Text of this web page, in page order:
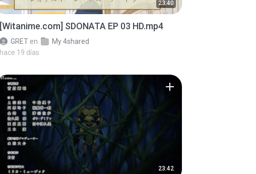
23:40
[Witanime.com] SDONATA EP 03 HD.mp4
GRET en
My 4shared
hace 19 días
23:42